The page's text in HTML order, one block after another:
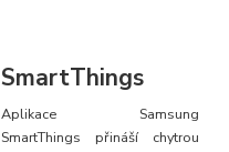
SmartThings
Aplikace Samsung
SmartThings přináší chytrou